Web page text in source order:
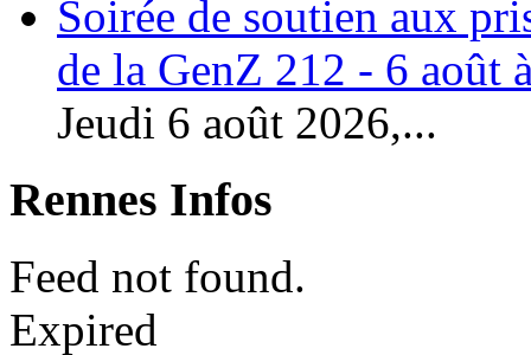
Soirée de soutien aux
de la GenZ 212 - 6 août
Jeudi 6 août 2026,...
Rennes Infos
Feed not found.
Expired